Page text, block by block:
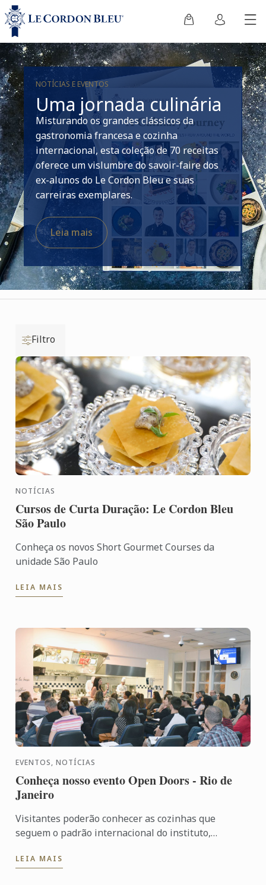
NOTÍCIAS E EVENTOS
Uma jornada culinária
Misturando os grandes clássicos da
gastronomia francesa e cozinha
internacional, esta coleção de 70 receitas
oferece um vislumbre do savoir-faire dos
ex-alunos do Le Cordon Bleu e suas
carreiras exemplares.
Leia mais
Filtro
NOTÍCIAS
Cursos de Curta Duração: Le Cordon Bleu
São Paulo
Conheça os novos Short Gourmet Courses da
unidade São Paulo
LEIA MAIS
EVENTOS, NOTÍCIAS
Conheça nosso evento Open Doors - Rio de
Janeiro
Visitantes poderão conhecer as cozinhas que
seguem o padrão internacional do instituto,
Devido ao sucesso do ...
LEIA MAIS